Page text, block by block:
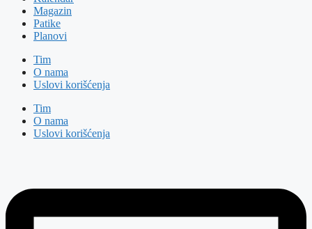
Magazin
Patike
Planovi
Tim
O nama
Uslovi korišćenja
Tim
O nama
Uslovi korišćenja